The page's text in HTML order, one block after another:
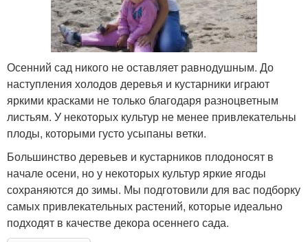
Осенний сад никого не оставляет равнодушным. До
наступления холодов деревья и кустарники играют
яркими красками не только благодаря разноцветным
листьям. У некоторых культур не менее привлекательны
плоды, которыми густо усыпаны ветки.
Большинство деревьев и кустарников плодоносят в
начале осени, но у некоторых культур яркие ягоды
сохраняются до зимы. Мы подготовили для вас подборку
самых привлекательных растений, которые идеально
подходят в качестве декора осеннего сада.